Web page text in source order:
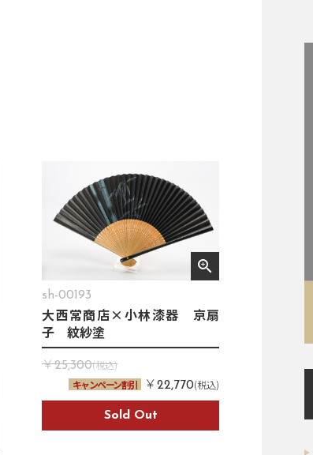
zoom_in
sh-00193
大西常商店×小林漆器 京扇
子 紋紗塗
￥25,300(税込)
キャンペーン割引
￥22,770(税込)
Sold Out